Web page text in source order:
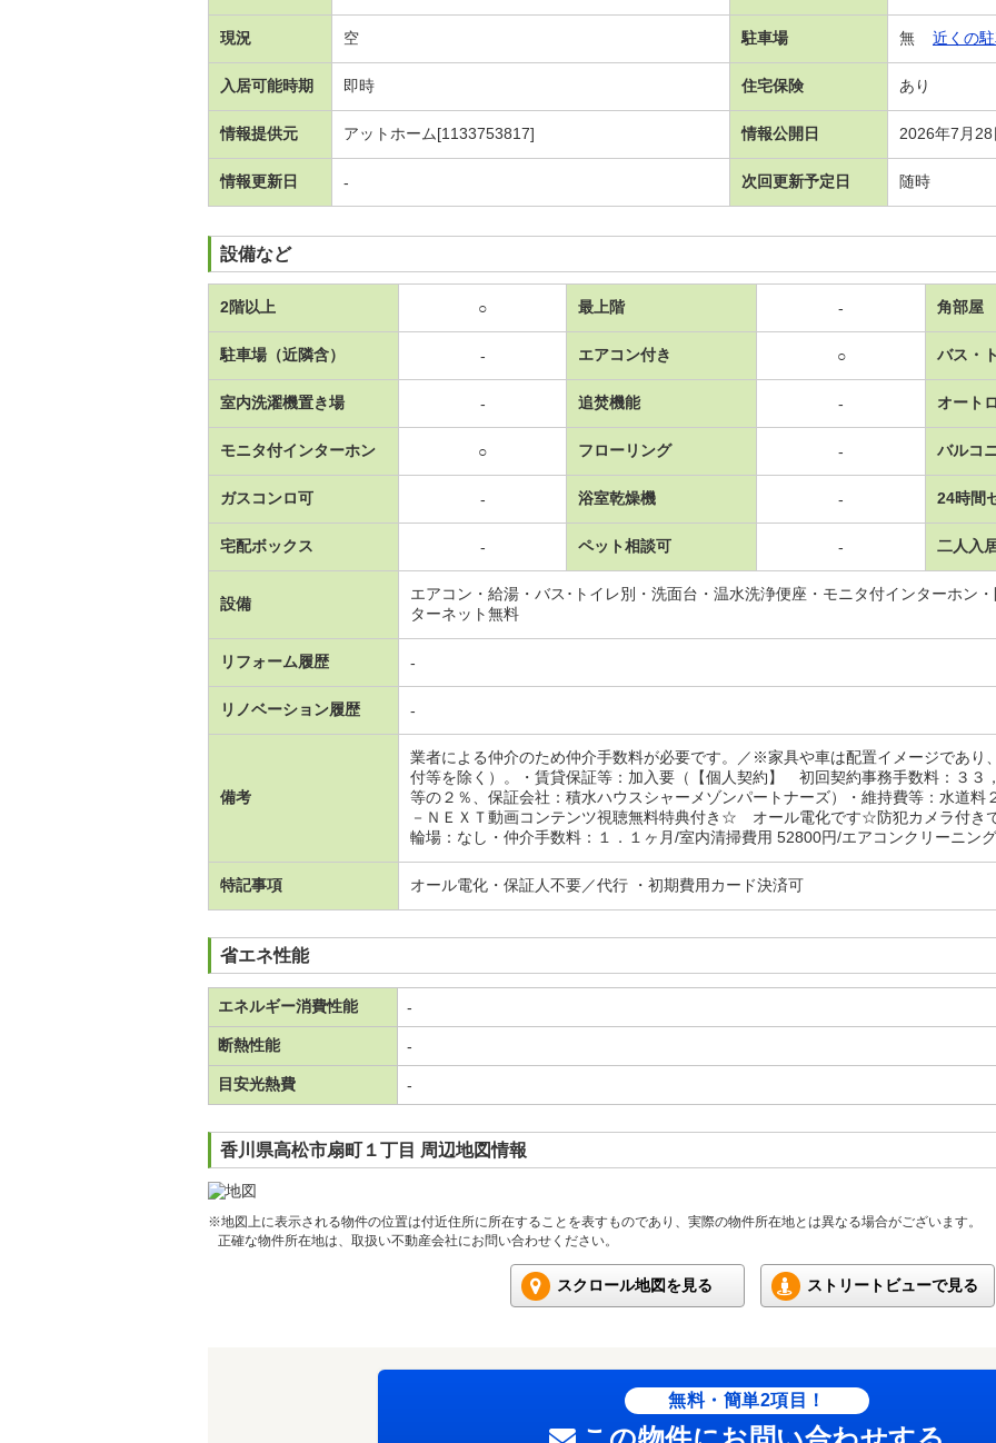
現況 空 駐車場 無 近くの
入居可能時期 即時 住宅保険 あり
情報提供元 アットホーム[1133753817] 情報公開日 2026年7月28
情報更新日 - 次回更新予定日 随時
設備など
2階以上 ○ 最上階 - 角部屋
駐車場（近隣含） - エアコン付き ○ バス・
室内洗濯機置き場 - 追焚機能 - オート
モニタ付インターホン ○ フローリング - バルコ
ガスコンロ可 - 浴室乾燥機 - 24時間
宅配ボックス - ペット相談可 - 二人入
設備
エアコン・給湯・バス･トイレ別・洗面台・温水洗浄便座・モニタ付インターホン
ターネット無料
リフォーム履歴 -
リノベーション履歴 -
備考
業者による仲介のため仲介手数料が必要です。／※家具や車は配置イメージであり
付等を除く）。・賃貸保証等：加入要（【個人契約】 初回契約事務手数料：３３
等の２％、保証会社：積水ハウスシャーメゾンパートナーズ）・維持費等：水道料
－ＮＥＸＴ動画コンテンツ視聴無料特典付き☆ オール電化です☆防犯カメラ付き
輪場：なし・仲介手数料：１．１ヶ月/室内清掃費用 52800円/エアコンクリーニン
特記事項 オール電化・保証人不要／代行 ・初期費用カード決済可
省エネ性能
エネルギー消費性能 -
断熱性能 -
目安光熱費 -
香川県高松市扇町１丁目 周辺地図情報
※地図上に表示される物件の位置は付近住所に所在することを表すものであり、実際の物件所在地とは異なる場合がございます。
正確な物件所在地は、取扱い不動産会社にお問い合わせください。
スクロール地図を見る ストリートビューで見る
無料・簡単2項目！